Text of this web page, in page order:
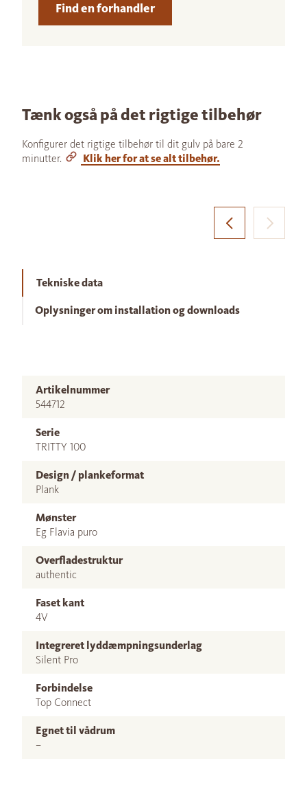
Find en forhandler
Tænk også på det rigtige tilbehør
Konfigurer det rigtige tilbehør til dit gulv på bare 2
minutter.
Klik her for at se alt tilbehør.
Tekniske data
Oplysninger om installation og downloads
Artikelnummer
544712
Serie
TRITTY 100
Design / plankeformat
Plank
Mønster
Eg Flavia puro
Overfladestruktur
authentic
Faset kant
4V
Integreret lyddæmpningsunderlag
Silent Pro
Forbindelse
Top Connect
Egnet til vådrum
–